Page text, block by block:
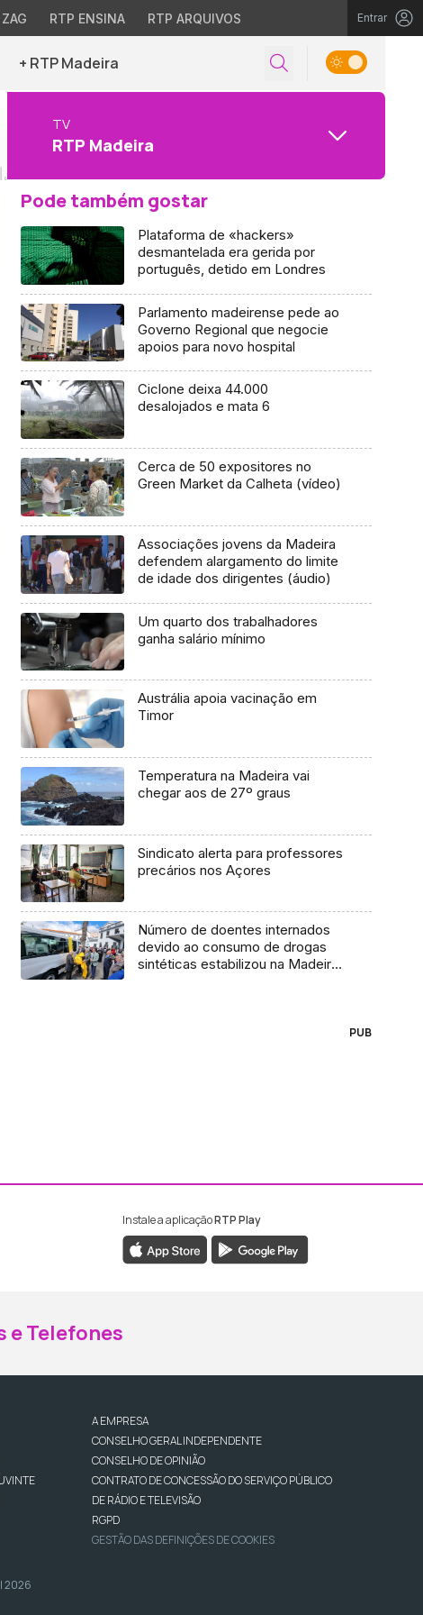
RTP ENSINA RTP ARQUIVOS Entrar
+ RTP Madeira
TV
RTP Madeira
Pode também gostar
Plataforma de «hackers»
desmantelada era gerida por
português, detido em Londres
Parlamento madeirense pede ao
Governo Regional que negocie
apoios para novo hospital
Ciclone deixa 44.000
desalojados e mata 6
Cerca de 50 expositores no
Green Market da Calheta (vídeo)
Associações jovens da Madeira
defendem alargamento do limite
de idade dos dirigentes (áudio)
Um quarto dos trabalhadores
ganha salário mínimo
Austrália apoia vacinação em
Timor
Temperatura na Madeira vai
chegar aos de 27º graus
Sindicato alerta para professores
precários nos Açores
Número de doentes internados
devido ao consumo de drogas
sintéticas estabilizou na Madeira
PUB
da RTP Madeira
da RTP Madeira
Instale a aplicaçãoRTP Play
e Telefones
A EMPRESA
CONSELHO GERAL INDEPENDENTE
CONSELHO DE OPINIÃO
CONTRATO DE CONCESSÃO DO SERVIÇO PÚBLICO
DE RÁDIO E TELEVISÃO
RGPD
GESTÃO DAS DEFINIÇÕES DE COOKIES
2026